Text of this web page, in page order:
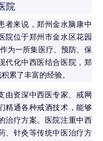
院
者来说，郑州金水脑康中
院位于郑州市金水区花园
为一所集医疗、预防、保
代化中西医结合医院，郑
累了丰富的经验。
由资深中西医专家、戒网
精通各种戒酒技术，能够
治疗方案。医院注重中西
、针灸等传统中医治疗方